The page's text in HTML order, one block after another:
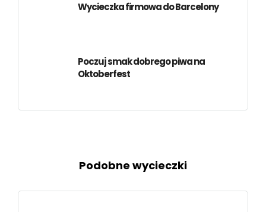
Wycieczka firmowa do Barcelony
Poczuj smak dobrego piwa na
Oktoberfest
Podobne wycieczki